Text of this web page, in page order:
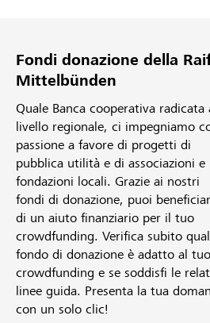
Fondi donazione della
Mittelbünden
Quale Banca cooperativa radicata
livello regionale, ci impegniamo
passione a favore di progetti di
pubblica utilità e di associazioni e
fondazioni locali. Grazie ai nostri
fondi di donazione, puoi
di un aiuto finanziario per il tuo
crowdfunding. Verifica subito
fondo di donazione è adatto al tuo
crowdfunding e se soddisfi le
linee guida. Presenta la tua
con un solo clic!